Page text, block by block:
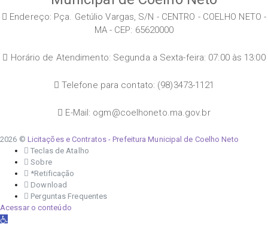
Endereço: Pça. Getúlio Vargas, S/N - CENTRO - COELHO NETO -
MA - CEP: 65620000
Horário de Atendimento: Segunda a Sexta-feira: 07:00 às 13:00
Telefone para contato: (98)3473-1121
E-Mail: ogm@coelhoneto.ma.gov.br
2026 © Licitações e Contratos - Prefeitura Municipal de Coelho Neto
Teclas de Atalho
Sobre
*Retificação
Download
Perguntas Frequentes
Acessar o conteúdo
Abrir a barra de ferramentas